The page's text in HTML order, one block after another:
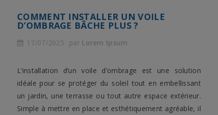
COMMENT INSTALLER UN VOILE
D’OMBRAGE BÂCHE PLUS ?
17/07/2025 par Lorem Ipsum
L’installation d’un voile d’ombrage est une solution
idéale pour se protéger du soleil tout en embellissant
un jardin, une terrasse ou tout autre espace extérieur.
Simple à mettre en place et esthétiquement agréable, il